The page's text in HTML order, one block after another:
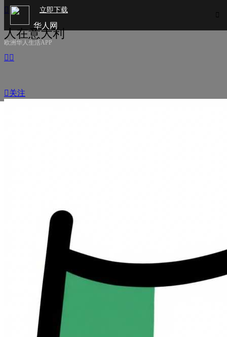

立即下载
华人网
欧洲华人生活APP
人在意大利
 
 关注